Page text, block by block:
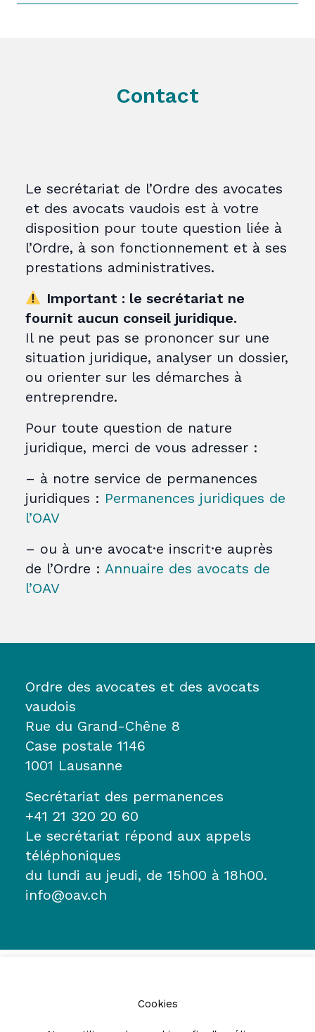
Contact
Le secrétariat de l’Ordre des avocates
et des avocats vaudois est à votre
disposition pour toute question liée à
l’Ordre, à son fonctionnement et à ses
prestations administratives.
Important : le secrétariat ne
fournit aucun conseil juridique.
Il ne peut pas se prononcer sur une
situation juridique, analyser un dossier,
ou orienter sur les démarches à
entreprendre.
Pour toute question de nature
juridique, merci de vous adresser :
– à notre service de permanences
juridiques : Permanences juridiques de
l’OAV
– ou à un·e avocat·e inscrit·e auprès
de l’Ordre : Annuaire des avocats de
l’OAV
Ordre des avocates et des avocats
vaudois
Rue du Grand-Chêne 8
Case postale 1146
1001 Lausanne
Secrétariat des permanences
+41 21 320 20 60
Le secrétariat répond aux appels
téléphoniques
du lundi au jeudi, de 15h00 à 18h00.
info@oav.ch
Cookies